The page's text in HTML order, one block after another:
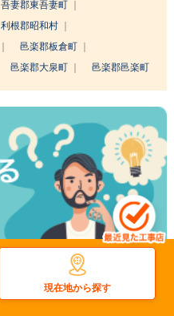
吾妻郡東吾妻町
利根郡昭和村
邑楽郡板倉町
邑楽郡大泉町 邑楽郡邑楽町
現在地から探す